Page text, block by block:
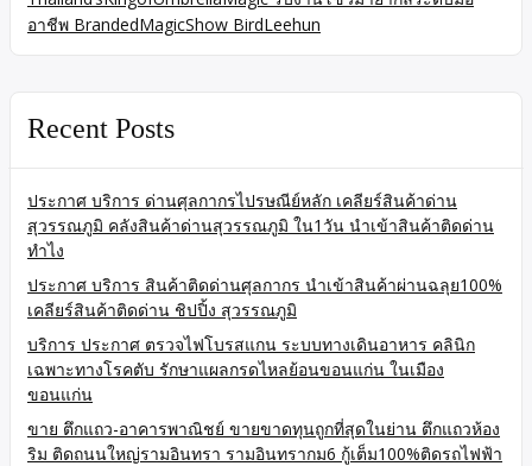
Recent Posts
ประกาศ บริการ ด่านศุลกากรไปรษณีย์หลัก เคลียร์สินค้าด่าน
สุวรรณภูมิ คลังสินค้าด่านสุวรรณภูมิ ใน1วัน นำเข้าสินค้าติดด่าน
ทำไง
ประกาศ บริการ สินค้าติดด่านศุลกากร นำเข้าสินค้าผ่านฉลุย100%
เคลียร์สินค้าติดด่าน ชิปปิ้ง สุวรรณภูมิ
บริการ ประกาศ ตรวจไฟโบรสแกน ระบบทางเดินอาหาร คลินิก
เฉพาะทางโรคตับ รักษาแผลกรดไหลย้อนขอนแก่น ในเมือง
ขอนแก่น
ขาย ตึกแถว-อาคารพาณิชย์ ขายขาดทุนถูกที่สุดในย่าน ตึกแถวห้อง
ริม ติดถนนใหญ่รามอินทรา รามอินทรากม6 กู้เต็ม100%ติดรถไฟฟ้า